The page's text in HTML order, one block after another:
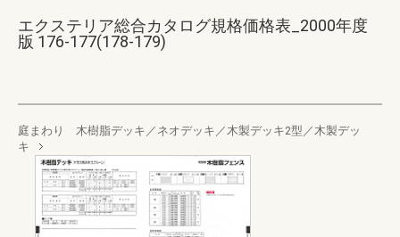
エクステリア総合カタログ規格価格表_2000年度
版 176-177(178-179)
庭まわり 木樹脂デッキ／ネオデッキ／木製デッキ2型／木製デッ
キ